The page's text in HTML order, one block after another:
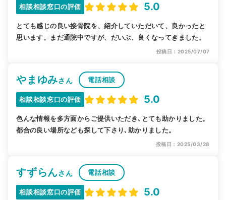
相談相談窓口の評価 5.0
とても感じの良い接骨院を、紹介していただいて、良かったと
思います。まだ通院中ですが、だいぶ、良くなってきました。
投稿日：2025/07/07
やまゆみさん 電話相談
相談相談窓口の評価 5.0
色んな情報を多方面からご提供いただき､とても助かりました。
都合の良い場所なども探して下さり､助かりました。
投稿日：2025/03/28
すずらんさん 電話相談
相談相談窓口の評価 5.0